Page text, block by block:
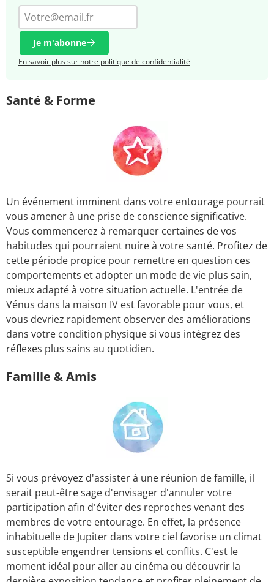
Je m'abonne
En savoir plus sur notre politique de confidentialité
Santé & Forme
Un événement imminent dans votre entourage pourrait
vous amener à une prise de conscience significative.
Vous commencerez à remarquer certaines de vos
habitudes qui pourraient nuire à votre santé. Profitez de
cette période propice pour remettre en question ces
comportements et adopter un mode de vie plus sain,
mieux adapté à votre situation actuelle. L'entrée de
Vénus dans la maison IV est favorable pour vous, et
vous devriez rapidement observer des améliorations
dans votre condition physique si vous intégrez des
réflexes plus sains au quotidien.
Famille & Amis
Si vous prévoyez d'assister à une réunion de famille, il
serait peut-être sage d'envisager d'annuler votre
participation afin d'éviter des reproches venant des
membres de votre entourage. En effet, la présence
inhabituelle de Jupiter dans votre ciel favorise un climat
susceptible engendrer tensions et conflits. C'est le
moment idéal pour aller au cinéma ou découvrir la